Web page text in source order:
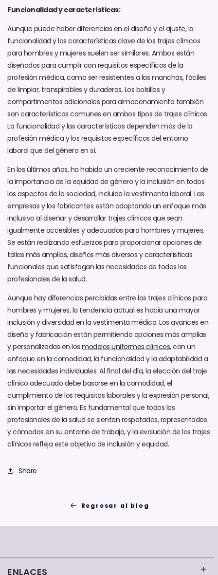
Funcionalidad y características:
Aunque puede haber diferencias en el diseño y el ajuste, la
funcionalidad y las características clave de los trajes clínicos
para hombres y mujeres suelen ser similares. Ambos están
diseñados para cumplir con requisitos específicos de la
profesión médica, como ser resistentes a las manchas, fáciles
de limpiar, transpirables y duraderos. Los bolsillos y
compartimentos adicionales para almacenamiento también
son características comunes en ambos tipos de trajes clínicos.
La funcionalidad y las características dependen más de la
profesión médica y los requisitos específicos del entorno
laboral que del género en sí.
En los últimos años, ha habido un creciente reconocimiento de
la importancia de la equidad de género y la inclusión en todos
los aspectos de la sociedad, incluida la vestimenta laboral. Las
empresas y los fabricantes están adoptando un enfoque más
inclusivo al diseñar y desarrollar trajes clínicos que sean
igualmente accesibles y adecuados para hombres y mujeres.
Se están realizando esfuerzos para proporcionar opciones de
tallas más amplias, diseños más diversos y características
funcionales que satisfagan las necesidades de todos los
profesionales de la salud.
Aunque hay diferencias percibidas entre los trajes clínicos para
hombres y mujeres, la tendencia actual es hacia una mayor
inclusión y diversidad en la vestimenta médica. Los avances en
diseño y fabricación están permitiendo opciones más amplias
y personalizadas en los modelos uniformes clínicos, con un
enfoque en la comodidad, la funcionalidad y la adaptabilidad a
las necesidades individuales. Al final del día, la elección del traje
clínico adecuado debe basarse en la comodidad, el
cumplimiento de los requisitos laborales y la expresión personal,
sin importar el género. Es fundamental que todos los
profesionales de la salud se sientan respetados, representados
y cómodos en su entorno de trabajo, y la evolución de los trajes
clínicos refleja este objetivo de inclusión y equidad.
Share
Regresar al blog
ENLACES